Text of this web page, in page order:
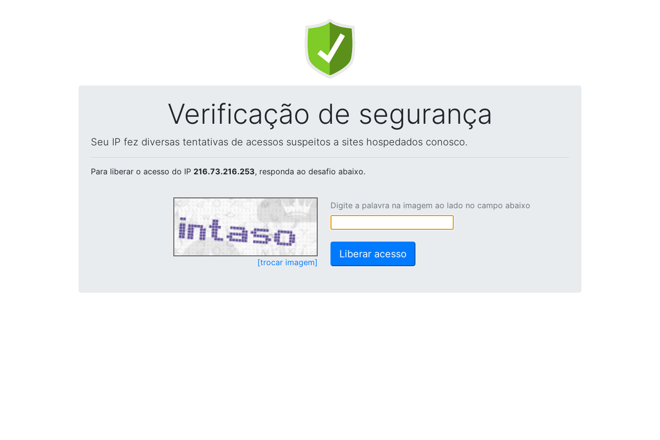
Verificação de segurança
Seu IP fez diversas tentativas de acessos suspeitos a sites hospedados conosco.
Para liberar o acesso do IP 216.73.216.253, responda ao desafio abaixo.
[trocar imagem]
Digite a palavra na imagem ao lado no campo abaixo